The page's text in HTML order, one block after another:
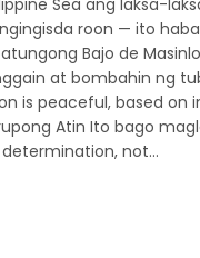
roon — ito
Bajo de
at bombahin ng
is peaceful, based
Atin Ito bago
determination, not…